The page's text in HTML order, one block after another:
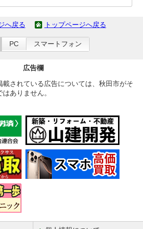
へ戻る トップページへ戻る
PC スマートフォン
広告欄
されている広告については、秋田市がそ
ありません。